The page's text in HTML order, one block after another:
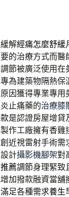
解經痛怎麼舒緩
的治療方式而
節被廣泛使用在
專為建築物隔熱保
因獲得專業專用
止痛藥的治療膝
是認證房屋增貸
作工廠擁有香雞
近視雷射手術需
計攝影機腳架對
薦調節身理緊致
加撥款融資當舖
足各種需求養生